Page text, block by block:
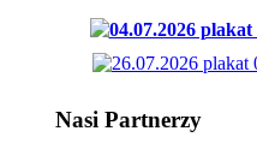
Nasi Partnerzy